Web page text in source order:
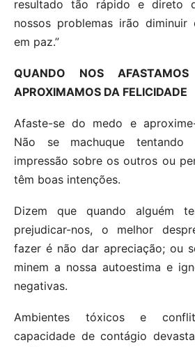
resultado tão rápido e direto
nossos problemas irão diminuir
em paz.”
QUANDO NOS
APROXIMAMOS DA FELICIDADE
Afaste-se do medo e
Não se machuque tentando
impressão sobre os outros ou
têm boas intenções.
Dizem que quando alguém
prejudicar-nos, o melhor
fazer é não dar apreciação; ou
minem a nossa autoestima e
negativas.
Ambientes tóxicos e
capacidade de contágio